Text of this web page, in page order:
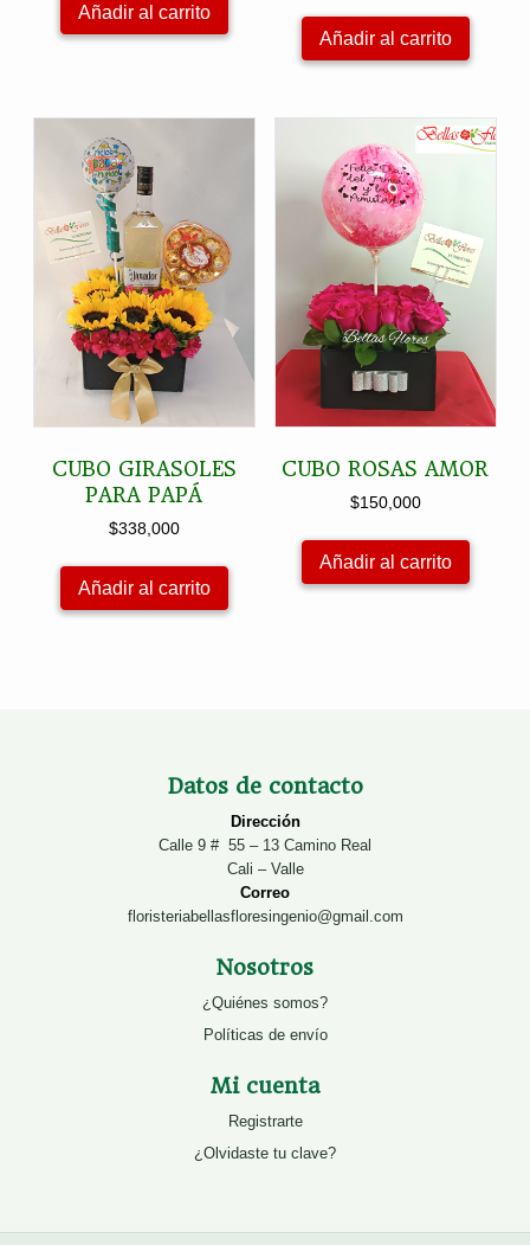
Añadir al carrito
Añadir al carrito
CUBO GIRASOLES
PARA PAPÁ
$338,000
Añadir al carrito
CUBO ROSAS AMOR
$150,000
Añadir al carrito
Datos de contacto
Dirección
Calle 9 # 55 – 13 Camino Real
Cali – Valle
Correo
floristeriabellasfloresingenio@gmail.com
Nosotros
¿Quiénes somos?
Políticas de envío
Mi cuenta
Registrarte
¿Olvidaste tu clave?